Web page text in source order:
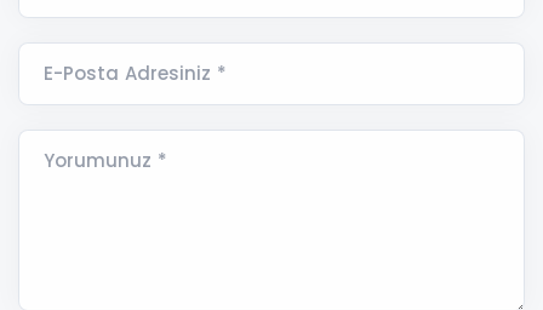
E-Posta Adresiniz *
Yorumunuz *